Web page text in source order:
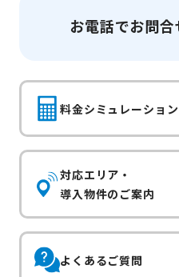
お電話でお問合
料金シミュレーション
対応エリア・
導入物件のご案内
よくあるご質問